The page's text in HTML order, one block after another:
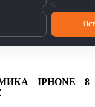
IPHONE